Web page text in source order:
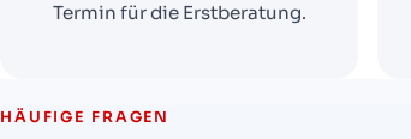
Termin für die Erstberatung.
HÄUFIGE FRAGEN